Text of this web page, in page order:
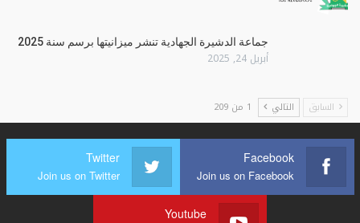
جماعة الدشيرة الجهادية تنشر ميزانيتها برسم سنة 2025
أبريل 24, 2025
السابق التالي 1 من 209
Facebook
Join us on Facebook
Twitter
Join us on Twitter
Youtube